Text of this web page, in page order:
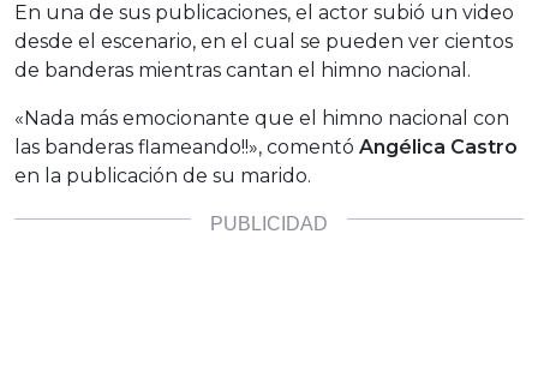
En una de sus publicaciones, el actor subió un video
desde el escenario, en el cual se pueden ver cientos
de banderas mientras cantan el himno nacional.
«Nada más emocionante que el himno nacional con
las banderas flameando!!», comentó Angélica Castro
en la publicación de su marido.